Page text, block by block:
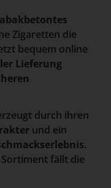
Zigaretten die
bequem online
Lieferung
durch ihren
und ein
.
fällt die